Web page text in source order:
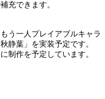
充できます。
う一人プレイアブルキャラ
静葉」を実装予定です。
制作を予定しています。